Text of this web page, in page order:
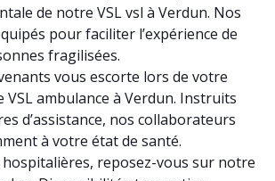
de notre VSL vsl à Verdun. Nos
pour faciliter l’expérience de
fragilisées.
vous escorte lors de votre
ambulance à Verdun. Instruits
d’assistance, nos collaborateurs
à votre état de santé.
reposez-vous sur notre